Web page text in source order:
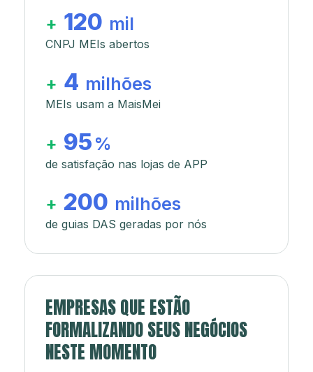
+ 120 mil
CNPJ MEIs abertos
+ 4 milhões
MEIs usam a MaisMei
+ 95 %
de satisfação nas lojas de APP
+ 200 milhões
de guias DAS geradas por nós
EMPRESAS QUE ESTÃO
FORMALIZANDO SEUS NEGÓCIOS
NESTE MOMENTO